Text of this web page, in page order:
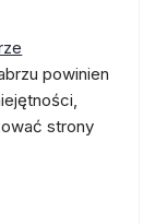
powinien
strony